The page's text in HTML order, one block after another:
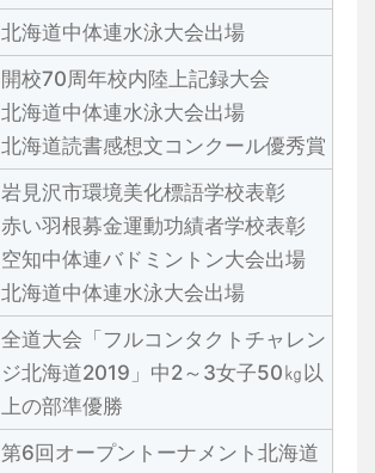
北海道中体連水泳大会出場
開校70周年校内陸上記録大会
北海道中体連水泳大会出場
北海道読書感想文コンクール優秀賞
岩見沢市環境美化標語学校表彰
赤い羽根募金運動功績者学校表彰
空知中体連バドミントン大会出場
北海道中体連水泳大会出場
全道大会「フルコンタクトチャレン
ジ北海道2019」中2～3女子50㎏以
上の部準優勝
第6回オープントーナメント北海道